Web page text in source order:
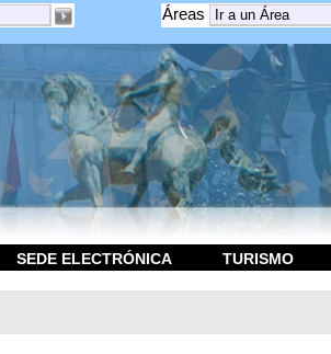
Áreas
SEDE ELECTRÓNICA TURISMO